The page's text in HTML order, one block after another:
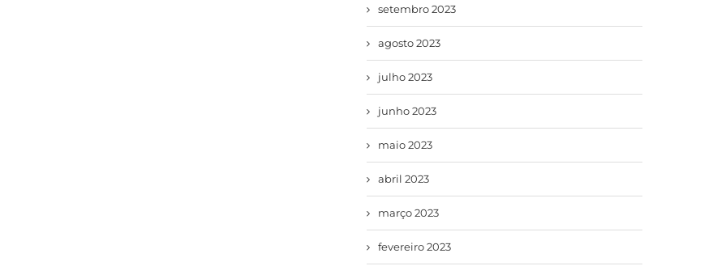
setembro 2023
agosto 2023
julho 2023
junho 2023
maio 2023
abril 2023
março 2023
fevereiro 2023